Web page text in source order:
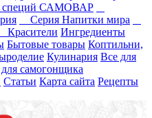
специй САМОВАР
Серия Напитки мира
Красители Ингредиенты
Бытовые товары Коптильни,
Кулинария Все для
самогонщика
Статьи Карта сайта Рецепты